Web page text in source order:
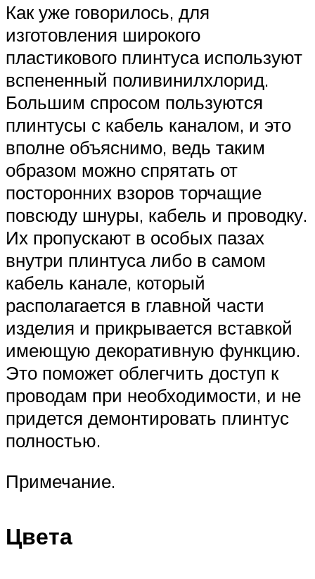
Как уже говорилось, для
изготовления широкого
пластикового плинтуса используют
вспененный поливинилхлорид.
Большим спросом пользуются
плинтусы с кабель каналом, и это
вполне объяснимо, ведь таким
образом можно спрятать от
посторонних взоров торчащие
повсюду шнуры, кабель и проводку.
Их пропускают в особых пазах
внутри плинтуса либо в самом
кабель канале, который
располагается в главной части
изделия и прикрывается вставкой
имеющую декоративную функцию.
Это поможет облегчить доступ к
проводам при необходимости, и не
придется демонтировать плинтус
полностью.
Примечание.
Цвета